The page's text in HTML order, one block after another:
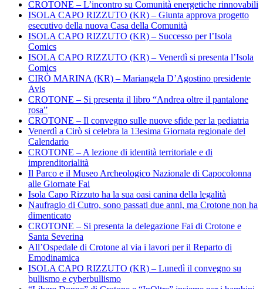
CROTONE – L’incontro su Comunità energetiche rinnovabili
ISOLA CAPO RIZZUTO (KR) – Giunta approva progetto
esecutivo della nuova Casa della Comunità
ISOLA CAPO RIZZUTO (KR) – Successo per l’Isola
Comics
ISOLA CAPO RIZZUTO (KR) – Venerdì si presenta l’Isola
Comics
CIRÒ MARINA (KR) – Mariangela D’Agostino presidente
Avis
CROTONE – Si presenta il libro “Andrea oltre il pantalone
rosa”
CROTONE – Il convegno sulle nuove sfide per la pediatria
Venerdì a Cirò si celebra la 13esima Giornata regionale del
Calendario
CROTONE – A lezione di identità territoriale e di
imprenditorialità
Il Parco e il Museo Archeologico Nazionale di Capocolonna
alle Giornate Fai
Isola Capo Rizzuto ha la sua oasi canina della legalità
Naufragio di Cutro, sono passati due anni, ma Crotone non ha
dimenticato
CROTONE – Si presenta la delegazione Fai di Crotone e
Santa Severina
All’Ospedale di Crotone al via i lavori per il Reparto di
Emodinamica
ISOLA CAPO RIZZUTO (KR) – Lunedì il convegno su
bullismo e cyberbullismo